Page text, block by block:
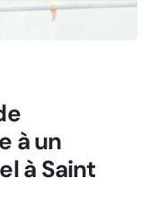
à un
à Saint